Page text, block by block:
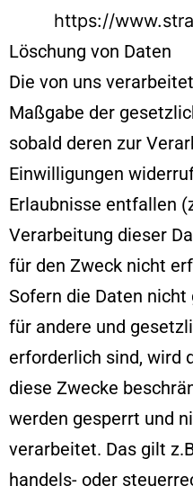
https://
Löschung von Daten
Die von uns
Maßgabe der
sobald deren zur
Einwilligungen
Erlaubnisse entfallen
Verarbeitung dieser
für den Zweck nicht
Sofern die Daten
für andere und
erforderlich sind, wird
diese Zwecke
werden gesperrt und
verarbeitet. Das gilt
handels- oder